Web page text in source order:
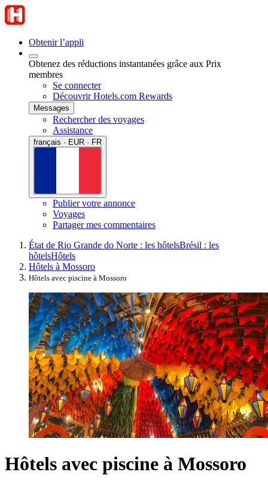
Obtenir l’appli
Obtenez des réductions instantanées grâce aux Prix
membres
Se connecter
Découvrir Hotels.com Rewards
Messages
Rechercher des voyages
Assistance
français · EUR · FR
Publier votre annonce
Voyages
Partager mes commentaires
État de Rio Grande do Norte : les hôtelsBrésil : les
hôtelsHôtels
Hôtels à Mossoro
Hôtels avec piscine à Mossoro
Hôtels avec piscine à Mossoro